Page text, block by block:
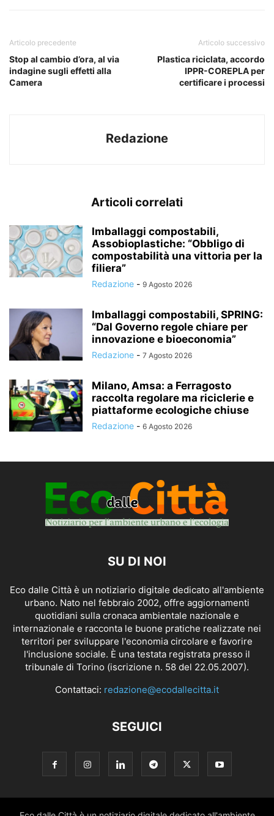
Articolo precedente
Stop al cambio d’ora, al via
indagine sugli effetti alla
Camera
Articolo successivo
Plastica riciclata, accordo
IPPR-COREPLA per
certificare i processi
Redazione
Articoli correlati
Imballaggi compostabili,
Assobioplastiche: “Obbligo di
compostabilità una vittoria per la
filiera”
Redazione - 9 Agosto 2026
Imballaggi compostabili, SPRING:
“Dal Governo regole chiare per
innovazione e bioeconomia”
Redazione - 7 Agosto 2026
Milano, Amsa: a Ferragosto
raccolta regolare ma riciclerie e
piattaforme ecologiche chiuse
Redazione - 6 Agosto 2026
SU DI NOI
Eco dalle Città è un notiziario digitale dedicato all'ambiente
urbano. Nato nel febbraio 2002, offre aggiornamenti
quotidiani sulla cronaca ambientale nazionale e
internazionale e racconta le buone pratiche realizzate nei
territori per sviluppare l'economia circolare e favorire
l'inclusione sociale. È una testata registrata presso il
tribunale di Torino (iscrizione n. 58 del 22.05.2007).
Contattaci: redazione@ecodallecitta.it
SEGUICI